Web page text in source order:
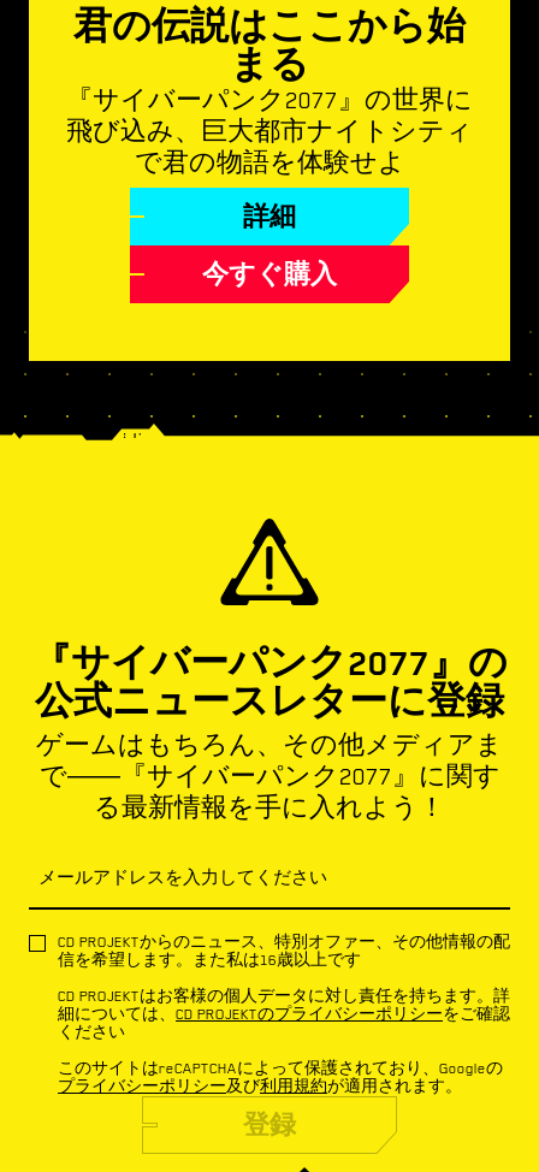
君の伝説はここから始
まる
『サイバーパンク2077』の世界に
飛び込み、巨大都市ナイトシティ
で君の物語を体験せよ
詳細
今すぐ購入
『サイバーパンク2077』の
公式ニュースレターに登録
ゲームはもちろん、その他メディアま
で――『サイバーパンク2077』に関す
る最新情報を手に入れよう！
メールアドレスを入力してください
CD PROJEKTからのニュース、特別オファー、その他情報の配
信を希望します。また私は16歳以上です
CD PROJEKTはお客様の個人データに対し責任を持ちます。詳
細については、 CD PROJEKTのプライバシーポリシーをご確認
ください
このサイトはreCAPTCHAによって保護されており、Googleの
プライバシーポリシー及び利用規約が適用されます。
登録